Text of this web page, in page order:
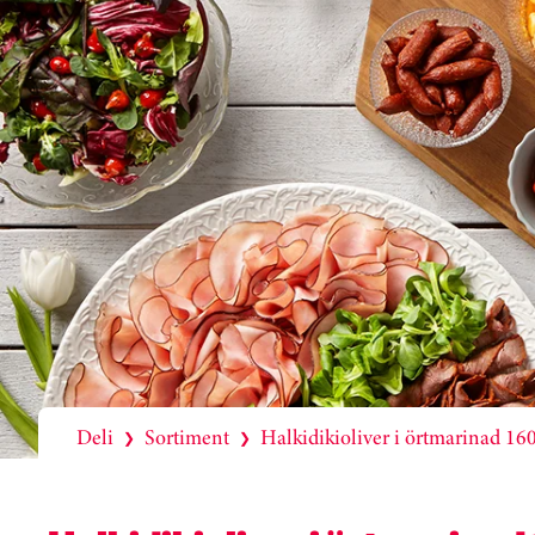
Deli ❯ Sortiment ❯ Halkidikioliver i örtmarinad